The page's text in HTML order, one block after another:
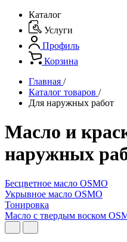
Каталог
Услуги
Профиль
Корзина
Главная /
Каталог товаров /
Для наружных работ
Масло и
наружных
Бесцветное масло OSMO
Укрывное масло OSMO
Тонировка
Масло с твердым воском